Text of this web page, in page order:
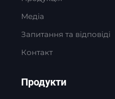
Медіа
Запитання та відповіді
Контакт
Продукти